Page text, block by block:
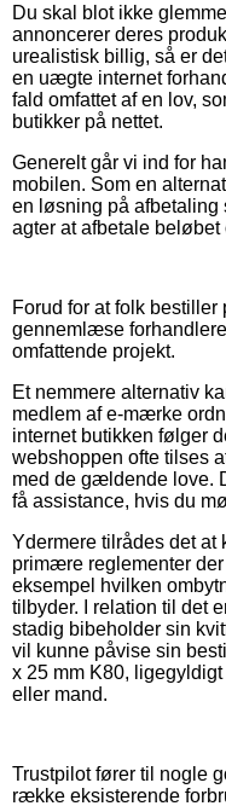
Du skal blot ikke
annoncerer deres
urealistisk billig, så er
en uægte internet
fald omfattet af en lov,
butikker på nettet.
Generelt går vi ind for
mobilen. Som en
en løsning på afbetaling
agter at afbetale beløbet
Forud for at folk
gennemlæse
omfattende projekt.
Et nemmere alternativ
medlem af e-mærke
internet butikken følger
webshoppen ofte tilses
med de gældende love.
få assistance, hvis du
Ydermere tilrådes det at
primære reglementer
eksempel hvilken
tilbyder. I relation til det
stadig bibeholder sin
vil kunne påvise sin
x 25 mm K80,
eller mand.
Trustpilot fører til nogle
række eksisterende